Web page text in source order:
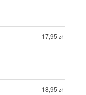
17,95 zł
18,95 zł